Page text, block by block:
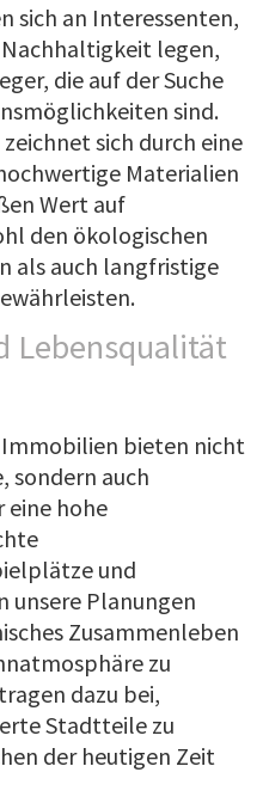
sich an Interessenten,
legen,
die auf der Suche
sind.
sich durch eine
Materialien
Wert auf
den ökologischen
als auch langfristige
Lebensqualität
bieten nicht
sondern auch
eine hohe
und
unsere Planungen
Zusammenleben
zu
dazu bei,
Stadtteile zu
der heutigen Zeit